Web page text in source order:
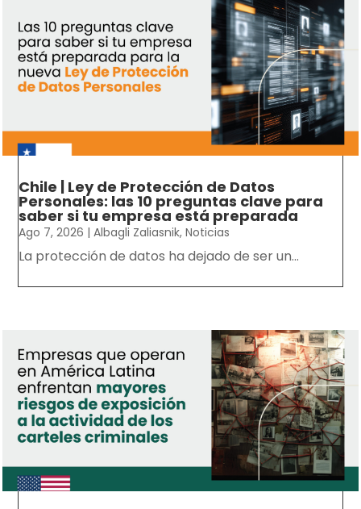
Chile | Ley de Protección de Datos
Personales: las 10 preguntas clave para
saber si tu empresa está preparada
Ago 7, 2026 |Albagli Zaliasnik,Noticias
La protección de datos ha dejado de ser un...